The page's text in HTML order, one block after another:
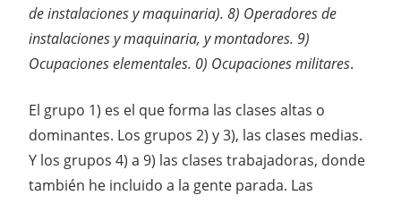
de instalaciones y maquinaria). 8) Operadores de
instalaciones y maquinaria, y montadores. 9)
Ocupaciones elementales. 0) Ocupaciones militares.
El grupo 1) es el que forma las clases altas o
dominantes. Los grupos 2) y 3), las clases medias.
Y los grupos 4) a 9) las clases trabajadoras, donde
también he incluido a la gente parada. Las